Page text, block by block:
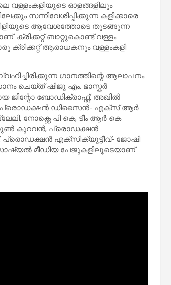
വള്ളംകളിയുടെ ഓളങ്ങളിലും
സന്നിവേശിപ്പിക്കുന്ന കളിക്കാരെ
ആവേശത്തോടെ തുടങ്ങുന്ന
ക്രിക്കറ്റ് ബാറ്റുകൊണ്ട് വള്ളം
ആരാധകനും വള്ളംകളി
ഗാനത്തിന്റെ ആലാപനം
ചെയ്ത് ഷിജു എം. ഭാസ്കർ
ബോഡിക്രാഫ്റ്റ്, അഖിൽ
പ്രൊഡക്ഷൻ ഡിസൈൻ- എക്സ് ആർ
നോക്റ്റെ പി കെ, ടീം ആർ കെ
അരുൺ കുറവൻ, പ്രൊഡക്ഷൻ
എക്സിക്യൂട്ടീവ്- ജോഷി
മീഡിയ പേജുകളിലൂടെയാണ്